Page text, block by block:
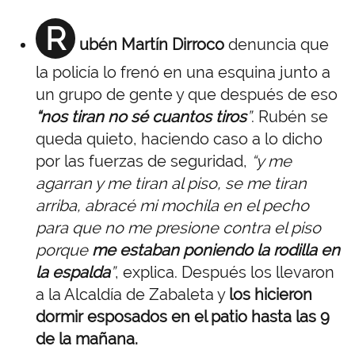
R ubén Martín Dirroco denuncia que
la policía lo frenó en una esquina junto a
un grupo de gente y que después de eso
“nos tiran no sé cuantos tiros”. Rubén se
queda quieto, haciendo caso a lo dicho
por las fuerzas de seguridad, “y me
agarran y me tiran al piso, se me tiran
arriba, abracé mi mochila en el pecho
para que no me presione contra el piso
porque me estaban poniendo la rodilla en
la espalda”, explica. Después los llevaron
a la Alcaldía de Zabaleta y los hicieron
dormir esposados en el patio hasta las 9
de la mañana.